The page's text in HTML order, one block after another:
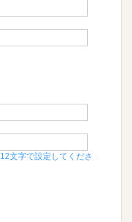
文字で設定してくださ